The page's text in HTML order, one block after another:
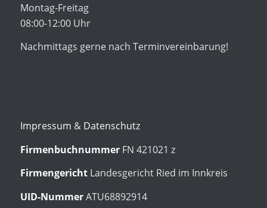
Montag-Freitag
08:00-12:00 Uhr
Nachmittags gerne nach Terminvereinbarung!
Impressum & Datenschutz
Firmenbuchnummer FN 421021 z
Firmengericht Landesgericht Ried im Innkreis
UID-NummerATU68892914